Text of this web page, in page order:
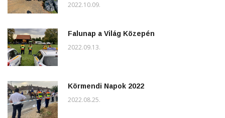
2022.10.09.
Falunap a Világ Közepén
2022.09.13.
Körmendi Napok 2022
2022.08.25.